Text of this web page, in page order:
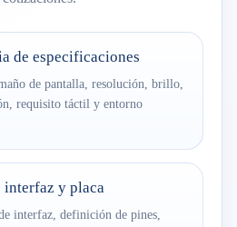
de especificaciones
de pantalla, resolución, brillo,
requisito táctil y entorno
interfaz y placa
interfaz, definición de pines,